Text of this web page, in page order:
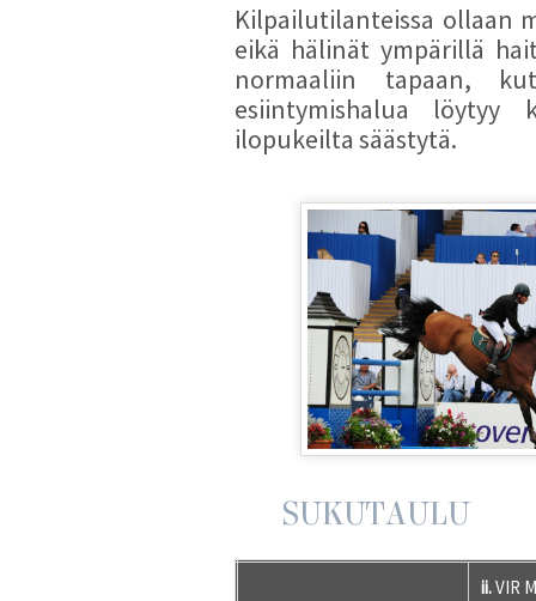
Kilpailutilanteissa ollaan
eikä hälinät ympärillä
normaaliin tapaan,
esiintymishalua löytyy
ilopukeilta säästytä.
SUKUTAULU
ii.VIR